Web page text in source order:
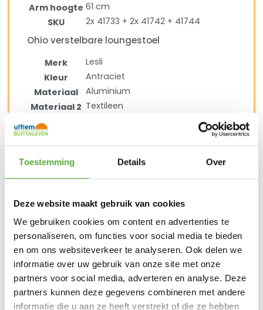
Toestemming Details Over
Deze website maakt gebruik van cookies
We gebruiken cookies om content en advertenties te
personaliseren, om functies voor social media te bieden
en om ons websiteverkeer te analyseren. Ook delen we
informatie over uw gebruik van onze site met onze
partners voor social media, adverteren en analyse. Deze
partners kunnen deze gegevens combineren met andere
informatie die u aan ze heeft verstrekt of die ze hebben
Arm hoogte 61 cm
SKU
2x 41733 + 2x 41742 + 41744
Ohio verstelbare loungestoel
Merk
Lesli
Kleur
Antraciet
Materiaal
Aluminium
Materiaal 2 Textileen
Breedte
Diepte
98 cm
Zit hoogte
Arm hoogte 61 cm
Zit diepte
50 cm
Bijzet tuintafel Down Town/Ohio 50x50cm
Merk
Lesli
Kleur
Antraciet
Materiaal Aluminium
Materiaal 2 Keramiek